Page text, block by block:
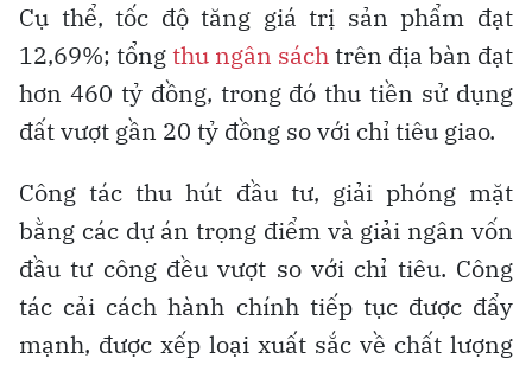
Cụ thể, tốc độ tăng giá trị sản phẩm đạt
12,69%; tổngthu ngân sáchtrên địa bàn đạt
hơn 460 tỷ đồng, trong đó thu tiền sử dụng
đất vượt gần 20 tỷ đồng so với chỉ tiêu giao.
Công tác thu hút đầu tư, giải phóng mặt
bằng các dự án trọng điểm và giải ngân vốn
đầu tư công đều vượt so với chỉ tiêu. Công
tác cải cách hành chính tiếp tục được đẩy
mạnh, được xếp loại xuất sắc về chất lượng